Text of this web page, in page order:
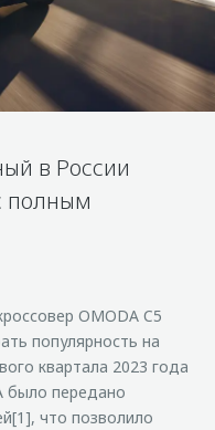
в России
полным
OMODA C5
популярность на
квартала 2023 года
было передано
что позволило